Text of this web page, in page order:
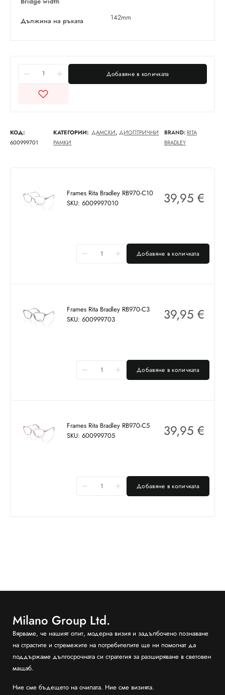
Дължина на ръката 142mm
Добавяне в количката
КОД:
600999701
КАТЕГОРИИ: ДАМСКИ,ДИОПТРИЧНИ
РАМКИ
BRAND: RITA
BRADLEY
Frames Rita Bradley RB970-C10
SKU: 6009997010
39,95 €
Добавяне в количката
Frames Rita Bradley RB970-C3
SKU: 600999703
39,95 €
Добавяне в количката
Frames Rita Bradley RB970-C5
SKU: 600999705
39,95 €
Добавяне в количката
Milano Group Ltd.
Вярваме, че нашият опит, модерна визия и задълбочено познаване
на страстите и стремежите на потребителите ще ни помогнат да
поддържаме дългосрочната си стратегия за разширяване в световен
мащаб.
Ние сме бъдещето на очилата. Ние сме визията.